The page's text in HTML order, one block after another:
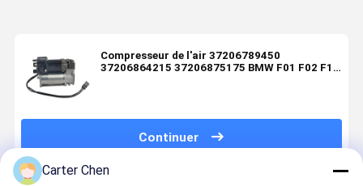
Compresseur de l'air 37206789450
37206864215 37206875175 BMW F01 F02 F11
Continuer
Carter Chen